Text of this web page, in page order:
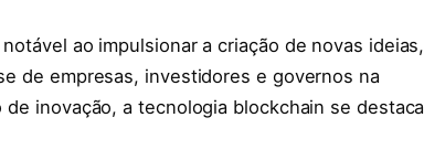
ao impulsionar a criação de novas ideias,
de empresas, investidores e governos na
inovação, a tecnologia blockchain se destaca